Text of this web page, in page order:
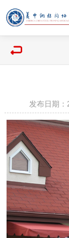
发布日期